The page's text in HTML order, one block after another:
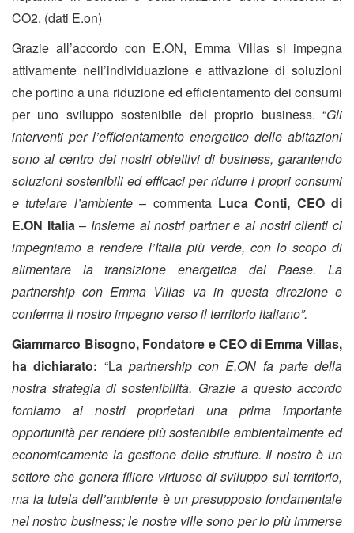
CO2. (dati E.on)
Grazie all’accordo con E.ON, Emma Villas si impegna
attivamente nell’individuazione e attivazione di soluzioni
che portino a una riduzione ed efficientamento dei consumi
per uno sviluppo sostenibile del proprio business. “Gli
interventi per l’efficientamento energetico delle abitazioni
sono al centro dei nostri obiettivi di business, garantendo
soluzioni sostenibili ed efficaci per ridurre i propri consumi
e tutelare l’ambiente– commenta Luca Conti, CEO di
E.ON Italia– Insieme ai nostri partner e ai nostri clienti ci
impegniamo a rendere l’Italia più verde, con lo scopo di
alimentare la transizione energetica del Paese. La
partnership con Emma Villas va in questa direzione e
conferma il nostro impegno verso il territorio italiano”.
Giammarco Bisogno, Fondatore e CEO di Emma Villas,
ha dichiarato: “La partnership con E.ON fa parte della
nostra strategia di sostenibilità. Grazie a questo accordo
forniamo ai nostri proprietari una prima importante
opportunità per rendere più sostenibile ambientalmente ed
economicamente la gestione delle strutture. Il nostro è un
settore che genera filiere virtuose di sviluppo sul territorio,
ma la tutela dell’ambiente è un presupposto fondamentale
nel nostro business; le nostre ville sono per lo più immerse